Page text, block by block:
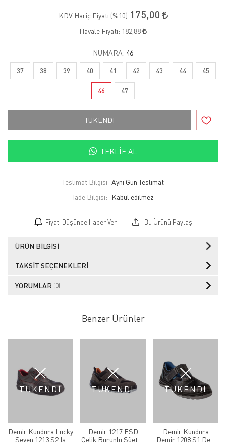
KDV Hariç Fiyatı (%10):175,00
Havale Fiyatı: 182,88
NUMARA: 46
37 38 39 40 41 42 43 44 45
46 47
TÜKENDİ
TEKLIF AL
Teslimat Bilgisi Aynı Gün Teslimat
İade Bilgisi:
Fiyatı Düşünce Haber Ver Bu Ürünü Paylaş
ÜRÜN BILGISI
TAKSIT SEÇENEKLERI
YORUMLAR (0)
Benzer Ürünler
TÜKENDİ
Demir Kundura Lucky
Seven 1213 S2 Iş
TÜKENDİ
Demir 1217 ESD
Çelik Burunlu Süet İş
TÜKENDİ
Demir Kundura
Demir 1208 S1 Deri